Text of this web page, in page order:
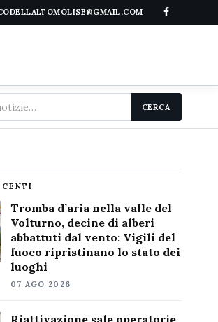
CERCA
Tromba d’aria nella valle del
Volturno, decine di alberi
abbattuti dal vento: Vigili del
fuoco ripristinano lo stato dei
luoghi
07 AGO 2026
Riattivazione sale operatorie